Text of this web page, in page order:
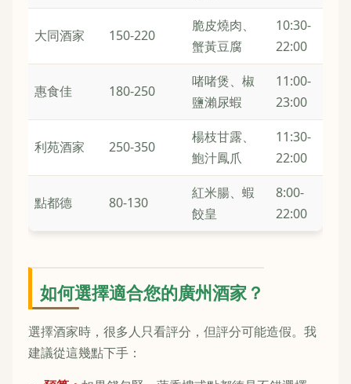
大同酒家 150-220
脆皮燒肉、
蟹黃豆腐
10:30-
22:00
惠食佳 180-250
啫啫煲、椒
鹽瀨尿蝦
11:00-
23:00
利苑酒家 250-350
楊枝甘露、
鮑汁鳳爪
11:30-
22:00
點都德 80-130
紅米腸、蝦
餃皇
8:00-
22:00
如何選擇適合您的廣州酒家？
選擇酒家時，很多人只看評分，但評分可能造假。我
建議從這幾點下手：